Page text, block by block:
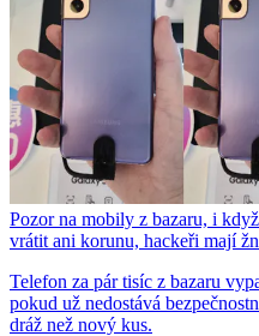
Pozor na mobily z bazaru, i
vrátit ani korunu, hackeři mají
Telefon za pár tisíc z bazaru
pokud už nedostává
dráž než nový kus.